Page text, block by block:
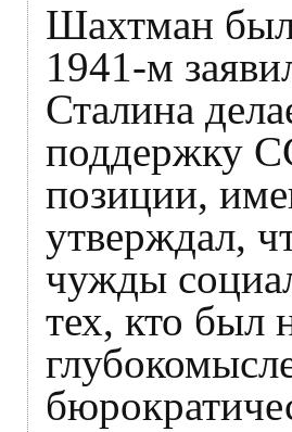
Шахтман был
1941-м
Сталина
поддержку
позиции,
утверждал,
чужды
тех, кто был